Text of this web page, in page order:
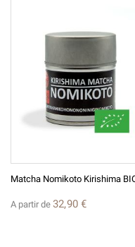
A partir de 32,90 €